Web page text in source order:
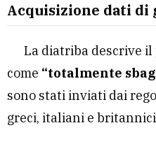
Acquisizione dati
La diatriba descrive il
come “totalmente
sono stati inviati dai
greci, italiani e